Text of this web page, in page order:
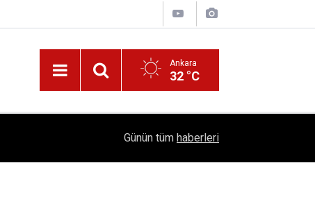
Ankara
32 °C
1504 Kep, Tek Bir Hedef: Bilim Kenti Çubuk
Günün tüm haberleri